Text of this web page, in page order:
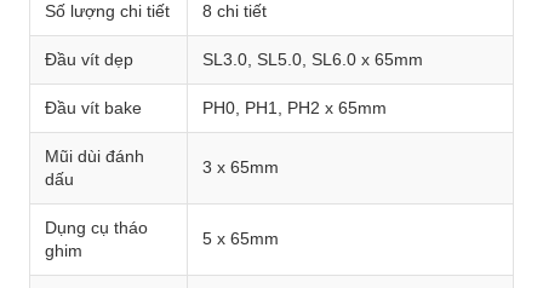
Số lượng chi tiết 8 chi tiết
Đầu vít dẹp SL3.0, SL5.0, SL6.0 x 65mm
Đầu vít bake PH0, PH1, PH2 x 65mm
Mũi dùi đánh
dấu
3 x 65mm
Dụng cụ tháo
ghim
5 x 65mm